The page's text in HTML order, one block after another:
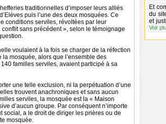
traditionnelles d’imposer leurs alliés
puis l’une des deux mosquées. Ce
conditions serviles, révoltées par leur
sans précédent », selon le témoignage
voulaient à la fois se charger de la réfection
la mosquée, alors que l’ensemble des
familles serviles, avaient participé à sa
une telle exclusion, ni la perpétuation d’une
trouvent anachroniques et sans aucun
serviles, la mosquée est la « Maison
d’aucun groupe. Par conséquent n’importe
social, a le droit de diriger les prières ou de
mosquée.
Et
du
et
Voir